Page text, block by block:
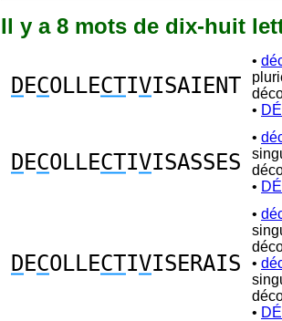
Il y a 8 mots de dix-huit
DECOLLECTIVISAIENT
•
•
DECOLLECTIVISASSES
•
•
DECOLLECTIVISERAIS
•
•
•